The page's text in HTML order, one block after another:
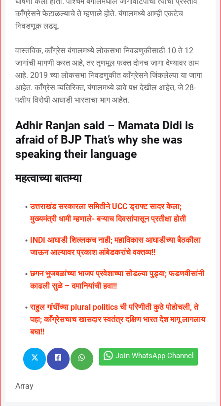
काँग्रेसने फेटाळल्याचे ते म्हणाले होते. बंगालमध्ये आम्ही एकटेच
निवडणूक लढवू.
वास्तविक, काँग्रेस बंगालमध्ये लोकसभा निवडणुकीसाठी 10 ते 12
जागांची मागणी करत आहे, तर तृणमूल फक्त दोनच जागा देण्यावर ठाम
आहे. 2019 च्या लोकसभा निवडणुकीत काँग्रेसने जिंकलेल्या या जागा
आहेत. काँग्रेस व्यतिरिक्त, बंगालमध्ये डावे पक्ष देखील आहेत, जे 28-
पक्षीय विरोधी आघाडी भारताचा भाग आहेत.
Adhir Ranjan said – Mamata Didi is
afraid of BJP That’s why she was
speaking their language
महत्वाच्या बातम्या
उत्तराखंड सरकारला समितीने UCC ड्राफ्ट सादर केला;
मुख्यमंत्री धामी म्हणाले- बऱ्याच दिवसांपासून प्रतीक्षा होती
INDI आघाडी शिल्लकच नाही; महाविकास आघाडीच्या बैठकीला
जाऊन आल्यावर प्रकाश आंबेडकरांचे वक्तव्य!!
छगन भुजबळांच्या भाजप प्रवेशाच्या सोडल्या पुड्या; फडणवीसांनी
काढली सुळे – दमानियांची हवा!!
राहुल गांधींच्या plural politics ची परिणीती कुठे पोहोचली, ते
पहा; काँग्रेसचाच खासदार स्वतंत्र दक्षिण भारत देश मागू लागलाय
बघा!!
Join WhatsApp Channel
Array